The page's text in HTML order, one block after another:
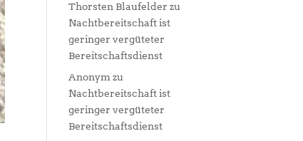
Thorsten Blaufelder zu
Nachtbereitschaft ist
geringer vergüteter
Bereitschaftsdienst
Anonym zu
Nachtbereitschaft ist
geringer vergüteter
Bereitschaftsdienst